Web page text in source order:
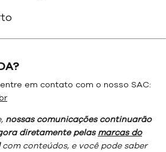
em contato com o nosso SAC:
nossas comunicações continuarão
diretamente pelas marcas do
com conteúdos, e você pode saber